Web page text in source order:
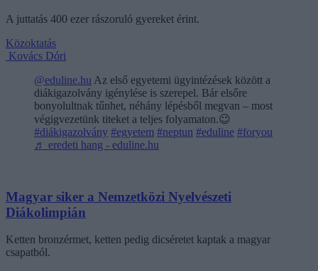
A juttatás 400 ezer rászoruló gyereket érint.
Közoktatás
Kovács Dóri
@eduline.hu Az első egyetemi ügyintézések között a
diákigazolvány igénylése is szerepel. Bár elsőre
bonyolultnak tűnhet, néhány lépésből megvan – most
végigvezetünk titeket a teljes folyamaton.😉
#diákigazolvány #egyetem #neptun #eduline #foryou
♬ eredeti hang - eduline.hu
Magyar siker a Nemzetközi Nyelvészeti
Diákolimpián
Ketten bronzérmet, ketten pedig dicséretet kaptak a magyar
csapatból.